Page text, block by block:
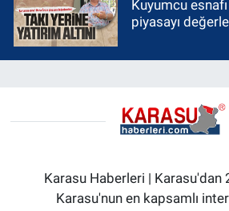
Kuyumcu
piyasayı
Karasu Haberleri | Karasu'dan
Karasu'nun en kapsamlı